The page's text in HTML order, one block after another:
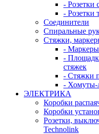
- Розетки
- Розетки
Соединители
Спиральные
Стяжки,
- Маркеры
-
стяжек
- Стяжки
- Хомуты-
ЭЛЕКТРИКА
Коробки
Коробки
Розетки,
Technolink